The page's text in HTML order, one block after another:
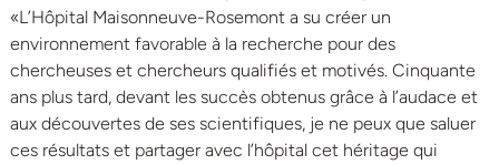
«L’Hôpital Maisonneuve-Rosemont a su créer un
environnement favorable à la recherche pour des
chercheuses et chercheurs qualifiés et motivés. Cinquante
ans plus tard, devant les succès obtenus grâce à l’audace et
aux découvertes de ses scientifiques, je ne peux que saluer
ces résultats et partager avec l’hôpital cet héritage qui